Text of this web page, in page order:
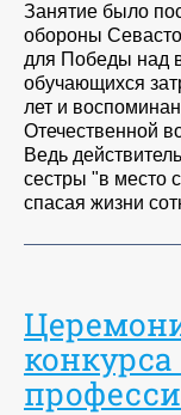
Занятие было
обороны
для Победы над
обучающихся
лет и
Отечественной
Ведь
сестры "в место
спасая жизни